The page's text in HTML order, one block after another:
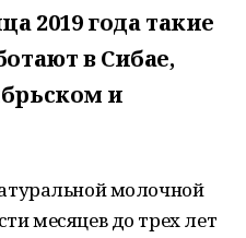
2019 года такие
в Сибае,
и
молочной
месяцев до трех лет